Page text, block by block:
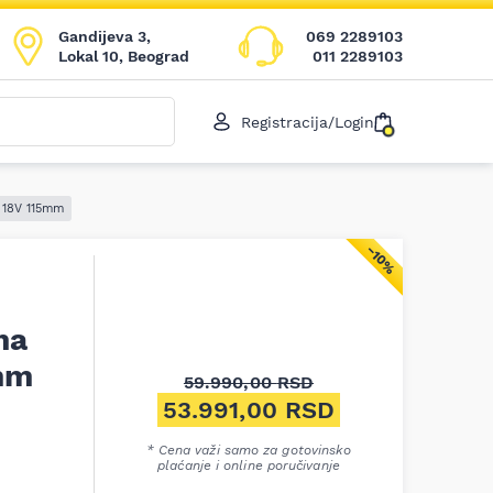
Gandijeva 3,
Lokal 10, Beograd
069 2289103
011 2289103
Registracija/Login
115mm
−10%
59.990,00RSD
Originalna cena je bila:
53.991,00 RSD
* Cena važi samo za gotovinsko
plaćanje i online poručivanje